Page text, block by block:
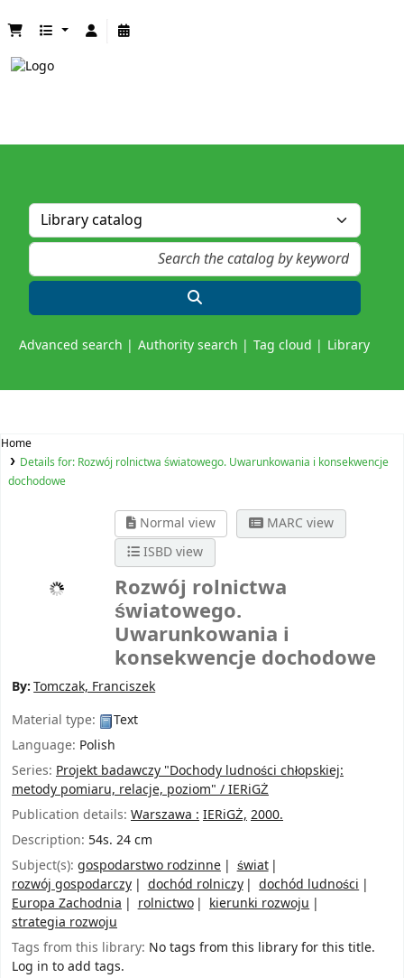
Advanced search Authority search Tag cloud Library
Home
Details for: Rozwój rolnictwa światowego. Uwarunkowania i konsekwencje
dochodowe
Normal view
MARC view
ISBD view
Rozwój rolnictwa
światowego.
Uwarunkowania i
konsekwencje dochodowe
By:Tomczak, Franciszek
Material type:
Text
Language: Polish
Series: Projekt badawczy "Dochody ludności chłopskiej:
metody pomiaru, relacje, poziom" / IERiGŻ
Publication details: Warszawa :IERiGŻ,2000.
Description: 54s. 24 cm
Subject(s): gospodarstwo rodzinne
świat
rozwój gospodarczy
dochód rolniczy
dochód ludności
Europa Zachodnia
rolnictwo
kierunki rozwoju
strategia rozwoju
Tags from this library: No tags from this library for this title.
Log in to add tags.